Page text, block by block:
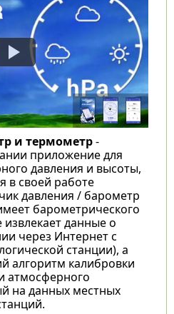
и термометр-
приложение для
давления и высоты,
в своей работе
давления / барометр
барометрического
данные о
через Интернет с
станции), а
алгоритм калибровки
атмосферного
на данных местных